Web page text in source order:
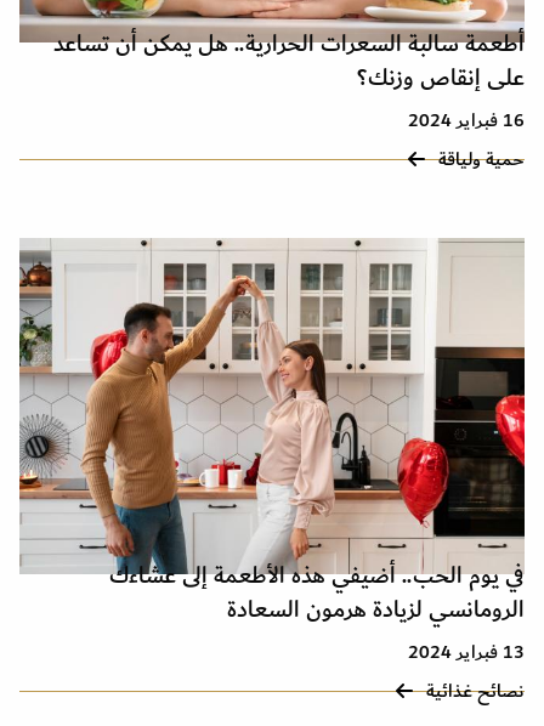
أطعمة سالبة السعرات الحرارية.. هل يمكن أن تساعد
على إنقاص وزنك؟
16 فبراير 2024
حمية ولياقة
في يوم الحب.. أضيفي هذه الأطعمة إلى عشاءك
الرومانسي لزيادة هرمون السعادة
13 فبراير 2024
نصائح غذائية